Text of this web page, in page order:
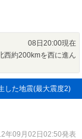
08日20:00現在
西約200kmを西に進ん
した地震(最大震度2)
年09月02日02:50発表